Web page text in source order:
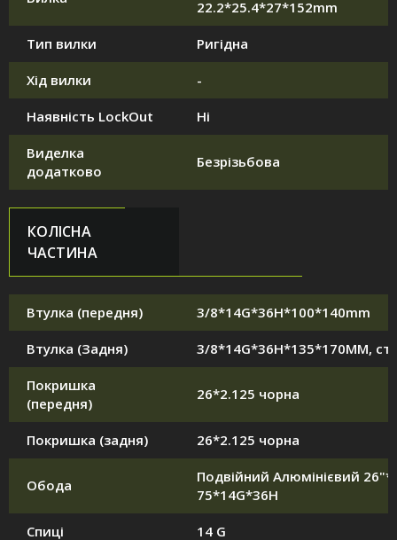
22.2*25.4*27*152mm
Тип вилки Ригідна
Хід вилки -
Наявність LockOut Ні
Виделка
додатково
Безрізьбова
КОЛІСНА
ЧАСТИНА
Втулка (передня) 3/8*14G*36H*100*140mm
Втулка (Задня) 3/8*14G*36H*135*170MM,
Покришка
(передня)
26*2.125 чорна
Покришка (задня) 26*2.125 чорна
Обода
Подвійний Алюмінієвий
75*14G*36H
Спиці 14 G